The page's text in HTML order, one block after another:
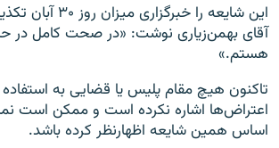
این شایعه را
آقای بهمن‌زیاری نوشت: «در صحت کامل در
هستم.»
تاکنون هیچ مقام پلیس یا قضایی به
اعتراض‌ها اشاره نکرده است و ممکن است
اساس همین شایعه اظهارنظر کرده باشد.